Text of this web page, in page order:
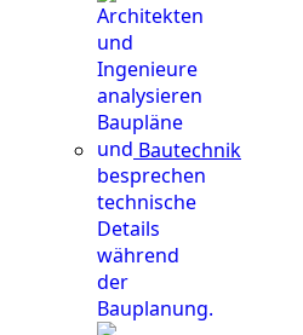
Bautechnik